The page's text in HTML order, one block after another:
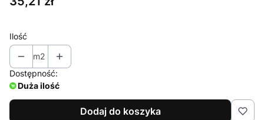
Ilość
m2
Dostępność:
Duża ilość
Dodaj do koszyka